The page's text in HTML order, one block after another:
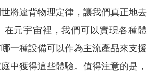
將違背物理定律，讓我們真正地去
在元宇宙裡，我們可以實現各種體
一種設備可以作為主流產品來支援
中獲得這些體驗。值得注意的是，